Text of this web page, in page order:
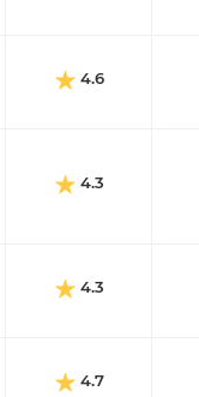
4.6
4.3
4.3
4.7